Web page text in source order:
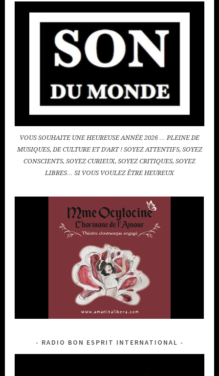
VOUS SOUHAITE UNE HEUREUSE ANNÉE 2026 … PLEINE DE
MUSIQUES, DE CULTURE ET D'ART ! SOYEZ ATTENTIFS, SOYEZ
CONSCIENTS, SOYEZ CURIEUX, SOYEZ CRITIQUES, SOYEZ
LIBRES… SI VOUS VOULEZ ÊTRE HEUREUX
RADIO BON ESPRIT INTERNATIONAL